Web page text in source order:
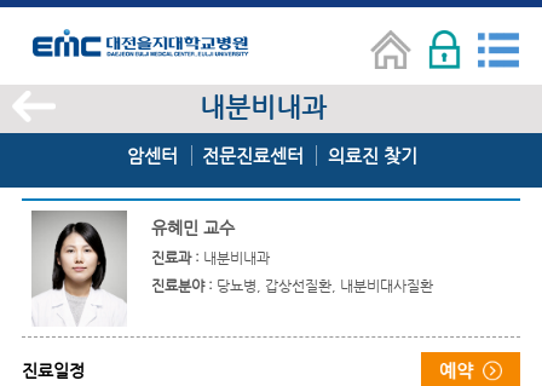
내분비내과
암센터 전문진료센터 의료진 찾기
유혜민 교수
진료과 : 내분비내과
진료분야 : 당뇨병, 갑상선질환, 내분비대사질환
진료일정